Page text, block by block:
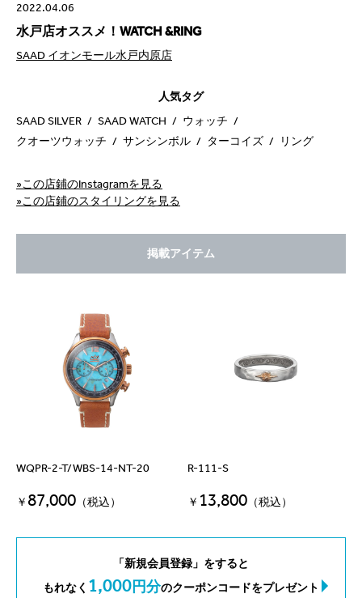
2022.04.06
水戸店オススメ！WATCH &RING
SAAD イオンモール水戸内原店
人気タグ
SAAD SILVER
SAAD WATCH
ウォッチ
クオーツウォッチ
サンシンボル ターコイズ リング
»この店鋪のInstagramを見る
»この店鋪のスタイリングを見る
掲載アイテム
WQPR-2-T/WBS-14-NT-20
￥ 87,000 （税込）
R-111-S
￥ 13,800 （税込）
「新規会員登録」をすると
もれなく 1,000円分のクーポンコードをプレゼント